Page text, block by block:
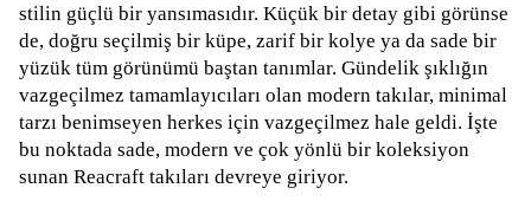
stilin güçlü bir yansımasıdır. Küçük bir detay gibi görünse
de, doğru seçilmiş bir küpe, zarif bir kolye ya da sade bir
yüzük tüm görünümü baştan tanımlar. Gündelik şıklığın
vazgeçilmez tamamlayıcıları olan modern takılar, minimal
tarzı benimseyen herkes için vazgeçilmez hale geldi. İşte
bu noktada sade, modern ve çok yönlü bir koleksiyon
sunan Reacraft takıları devreye giriyor.